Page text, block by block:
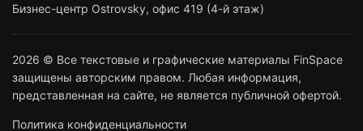
Бизнес-центр Ostrovsky, офис 419 (4-й этаж)
2026 © Все текстовые и графические материалы FinSpace
защищены авторским правом. Любая информация,
представленная на сайте, не является публичной офертой.
Политика конфиденциальности